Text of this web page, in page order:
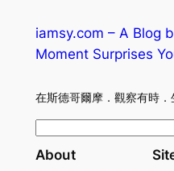
iamsy.com – A Blog
Moment Surprises
在斯德哥爾摩．觀察有時
e
About